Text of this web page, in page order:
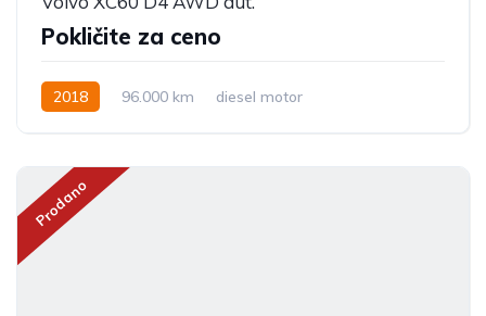
Pokličite za ceno
2018 96.000 km diesel motor
Prodano